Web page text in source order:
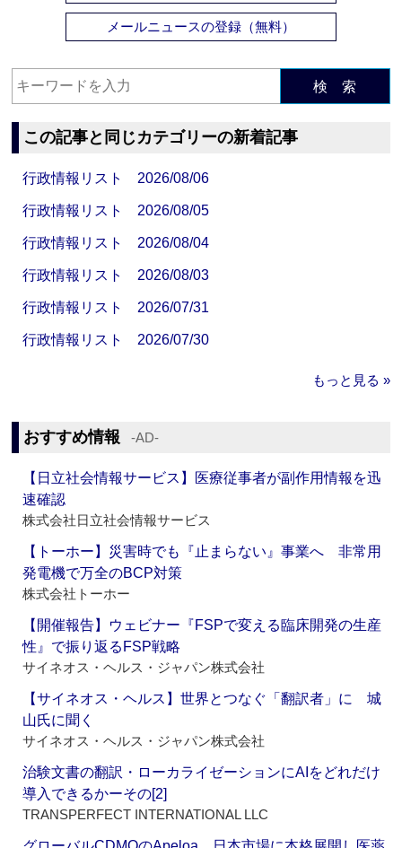
メールニュースの登録（無料）
検 索
この記事と同じカテゴリーの新着記事
行政情報リスト 2026/08/06
行政情報リスト 2026/08/05
行政情報リスト 2026/08/04
行政情報リスト 2026/08/03
行政情報リスト 2026/07/31
行政情報リスト 2026/07/30
もっと見る »
おすすめ情報 ‐AD‐
【日立社会情報サービス】医療従事者が副作用情報を迅
速確認
株式会社日立社会情報サービス
【トーホー】災害時でも『止まらない』事業へ 非常用
発電機で万全のBCP対策
株式会社トーホー
【開催報告】ウェビナー『FSPで変える臨床開発の生産
性』で振り返るFSP戦略
サイネオス・ヘルス・ジャパン株式会社
【サイネオス・ヘルス】世界とつなぐ「翻訳者」に 城
山氏に聞く
サイネオス・ヘルス・ジャパン株式会社
治験文書の翻訳・ローカライゼーションにAIをどれだけ
導入できるかーその[2]
TRANSPERFECT INTERNATIONAL LLC